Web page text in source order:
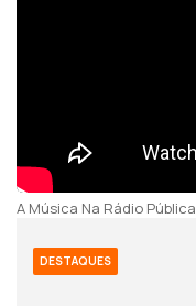
A Música Na Rádio Pública
DESTAQUES